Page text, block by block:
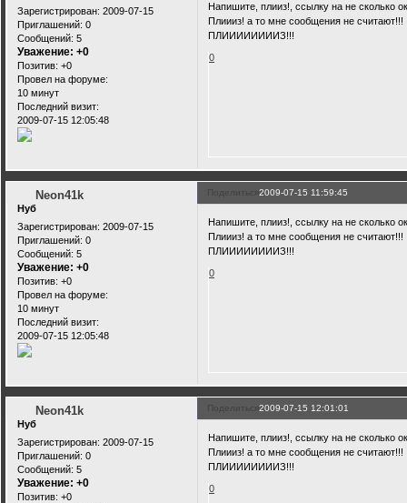
Зарегистрирован: 2009-07-15
Приглашений: 0
Сообщений: 5
Уважение: +0
Позитив: +0
Провел на форуме:
10 минут
Последний визит:
2009-07-15 12:05:48
Напишите, плииз!, ссылку на не сколько
Плиииз! а то мне сообщения не считают!!!
ПЛИИИИИИИИЗ!!!
0
Поделиться2009-07-15 11:59:45
Neon41k
Нуб
Зарегистрирован: 2009-07-15
Приглашений: 0
Сообщений: 5
Уважение: +0
Позитив: +0
Провел на форуме:
10 минут
Последний визит:
2009-07-15 12:05:48
Напишите, плииз!, ссылку на не сколько
Плиииз! а то мне сообщения не считают!!!
ПЛИИИИИИИИЗ!!!
0
Поделиться2009-07-15 12:01:01
Neon41k
Нуб
Зарегистрирован: 2009-07-15
Приглашений: 0
Сообщений: 5
Уважение: +0
Позитив: +0
Напишите, плииз!, ссылку на не сколько
Плиииз! а то мне сообщения не считают!!!
ПЛИИИИИИИИЗ!!!
0